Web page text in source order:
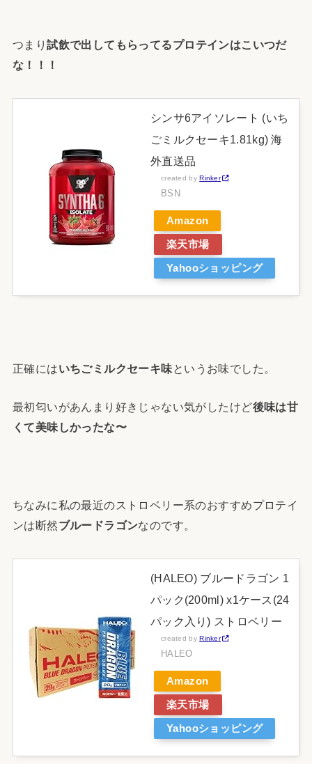
つまり試飲で出してもらってるプロテインはこいつだ
な！！！
シンサ6アイソレート (いち
ごミルクセーキ1.81kg) 海
外直送品
created byRinker
BSN
Amazon
楽天市場
Yahooショッピング
正確にはいちごミルクセーキ味というお味でした。
最初匂いがあんまり好きじゃない気がしたけど後味は甘
くて美味しかったな〜
ちなみに私の最近のストロベリー系のおすすめプロテイ
ンは断然ブルードラゴンなのです。
(HALEO) ブルードラゴン 1
パック(200ml) x1ケース(24
パック入り) ストロベリー
created by Rinker
HALEO
Amazon
楽天市場
Yahooショッピング